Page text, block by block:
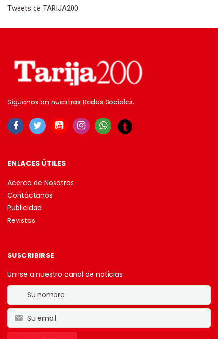
Tweets de TARIJA200
Síguenos en nuestras Redes Sociales.
ENLACES ÚTILES
Acerca de Nosotros
Contáctanos
Publicidad
Revistas
SUSCRIBIRSE
Unirse a nuestro canal de noticias